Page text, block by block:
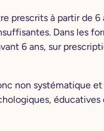
prescrits à partir de 6
Dans les
6 ans, sur
non systématique
éducatives